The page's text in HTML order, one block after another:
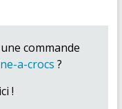
commande
a-crocs ?
!